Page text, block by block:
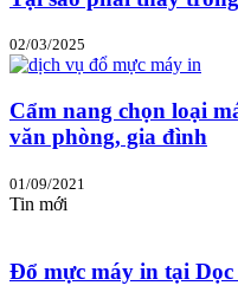
02/03/2025
Cẩm nang chọn loại
văn phòng, gia đình
01/09/2021
Tin mới
Đổ mực máy in tại